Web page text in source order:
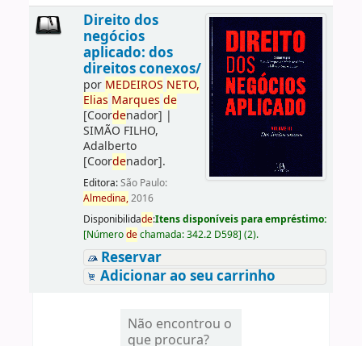
Direito dos
negócios
aplicado: dos
direitos conexos/
por MEDEIROS NETO,
Elias Marques de
[Coordenador] |
SIMÃO FILHO,
Adalberto
[Coordenador].
Editora:São Paulo:
Almedina,2016
Disponibilidade:Itens disponíveis para empréstimo:
[Númerodechamada:342.2 D598] (2).
Reservar
Adicionar ao seu carrinho
Não encontrou o
que procura?